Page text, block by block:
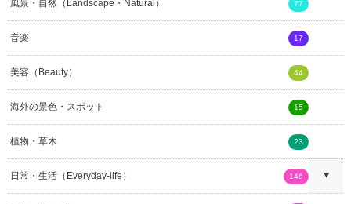
風景・自然（Landscape・Natural） 77
音楽 17
美容（Beauty） 44
海外の景色・スポット 15
植物・草木 23
日常・生活（Everyday-life） 146